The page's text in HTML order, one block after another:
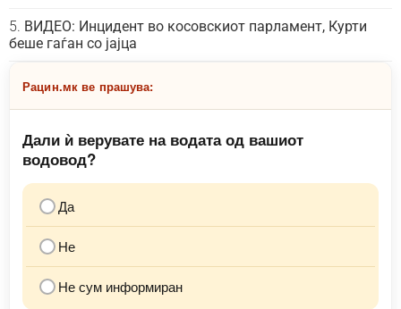
ВИДЕО: Инцидент во косовскиот парламент, Курти
беше гаѓан со јајца
Рацин.мк ве прашува:
Дали ѝ верувате на водата од вашиот
водовод?
Да
Не
Не сум информиран